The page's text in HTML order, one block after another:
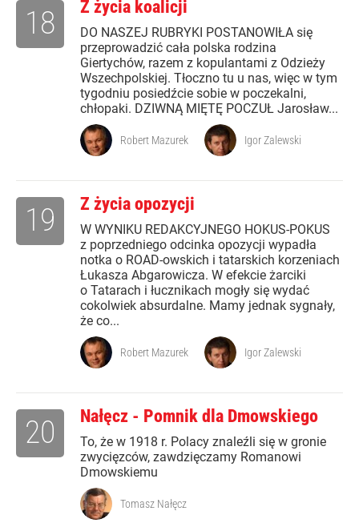
Z życia koalicji
DO NASZEJ RUBRYKI POSTANOWIŁA się
przeprowadzić cała polska rodzina
Giertychów, razem z kopulantami z Odzieży
Wszechpolskiej. Tłoczno tu u nas, więc w tym
tygodniu posiedźcie sobie w poczekalni,
chłopaki. DZIWNĄ MIĘTĘ POCZUŁ Jarosław...
18
Robert Mazurek Igor Zalewski
Z życia opozycji
W WYNIKU REDAKCYJNEGO HOKUS-POKUS
z poprzedniego odcinka opozycji wypadła
notka o ROAD-owskich i tatarskich korzeniach
Łukasza Abgarowicza. W efekcie żarciki
o Tatarach i łucznikach mogły się wydać
cokolwiek absurdalne. Mamy jednak sygnały,
że co...
19
Robert Mazurek Igor Zalewski
Nałęcz - Pomnik dla Dmowskiego
To, że w 1918 r. Polacy znaleźli się w gronie
zwycięzców, zawdzięczamy Romanowi
Dmowskiemu
20
Tomasz Nałęcz